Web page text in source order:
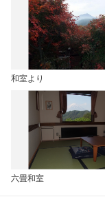
和室より
六畳和室